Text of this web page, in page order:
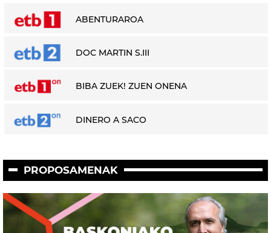
ABENTURAROA
DOC MARTIN S.III
BIBA ZUEK! ZUEN ONENA
DINERO A SACO
PROPOSAMENAK